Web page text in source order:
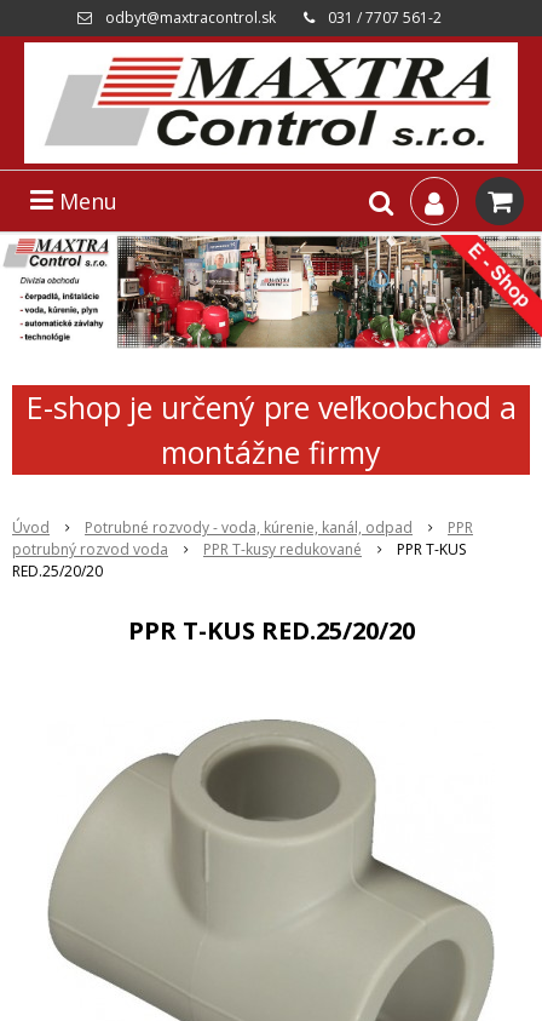
odbyt@maxtracontrol.sk 031 / 7707 561-2
Menu
E-shop je určený pre veľkoobchod a
montážne firmy
Úvod Potrubné rozvody - voda, kúrenie, kanál, odpad
PPR
potrubný rozvod voda
PPR T-kusy redukované
PPR T-KUS
RED.25/20/20
PPR T-KUS RED.25/20/20